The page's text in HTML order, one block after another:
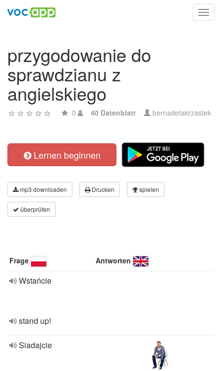
przygodowanie do
sprawdzianu z
angielskiego
0 40 Datenblatt bernadetakrzastek
Lernen beginnen
mp3 downloaden Drucken spielen
überprüfen
Frage Antworten
Wstańcie
stand up!
Siadajcie